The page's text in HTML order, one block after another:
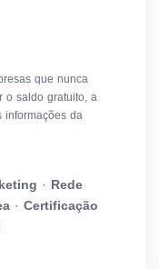
que nunca
o saldo gratuito, a
informações da
· Rede
· Certificação